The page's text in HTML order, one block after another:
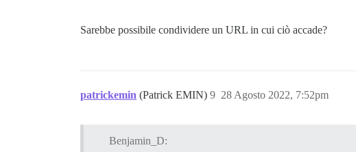
Sarebbe possibile condividere un URL in cui ciò accade?
patrickemin (Patrick EMIN) 28 Agosto 2022, 7:52pm
9
Benjamin_D: